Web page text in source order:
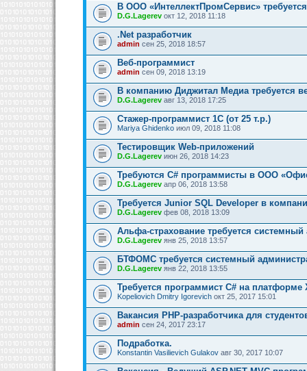
В ООО «ИнтеллектПромСервис»
D.G.Lagerev окт 12, 2018 11:18
.Net разработчик
admin сен 25, 2018 18:57
Веб-программист
admin сен 09, 2018 13:19
В компанию Диджитал Медиа требуется
D.G.Lagerev авг 13, 2018 17:25
Стажер-программист 1С (от 25 т.р.)
Mariya Ghidenko июл 09, 2018 11:08
Тестировщик Web-приложений
D.G.Lagerev июн 26, 2018 14:23
Требуются C# программисты в ООО
D.G.Lagerev апр 06, 2018 13:58
Требуется Junior SQL Developer в
D.G.Lagerev фев 08, 2018 13:09
Альфа-страхование требуется системный
D.G.Lagerev янв 25, 2018 13:57
БТФОМС требуется системный
D.G.Lagerev янв 22, 2018 13:55
Требуется программист C# на платформе
Kopeliovich Dmitry Igorevich окт 25, 2017 15:01
Вакансия PHP-разработчика для
admin сен 24, 2017 23:17
Подработка.
Konstantin Vasilievich Gulakov авг 30, 2017 10:07